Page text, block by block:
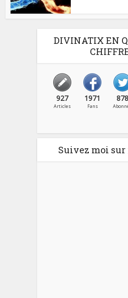
DIVINATIX EN
927
Articles
1971
Fans
878
Suivez moi sur